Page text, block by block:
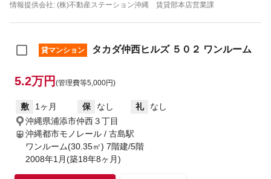
情報提供会社: (株)不動産ステーション沖縄 賃貸部本店営業課
貸マンション タカダ仲西ヒルズ ５０２ ワンルーム
5.2万円 (管理費等5,000円)
敷 1ヶ月 保 なし 礼
なし
沖縄県浦添市仲西３丁目
沖縄都市モノレール / 古島駅
ワンルーム(30.35㎡) 7階建/5階
2008年1月(築18年8ヶ月)